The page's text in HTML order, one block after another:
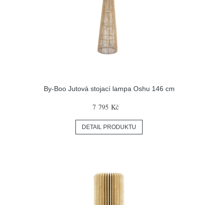
By-Boo Jutová stojací lampa Oshu 146 cm
7 795 Kč
DETAIL PRODUKTU